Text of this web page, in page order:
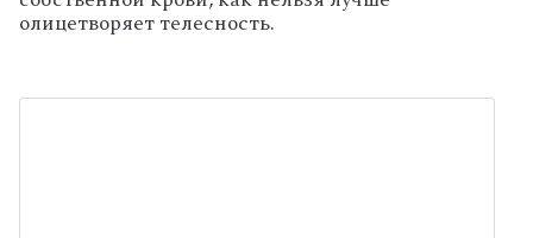
олицетворяет телесность.